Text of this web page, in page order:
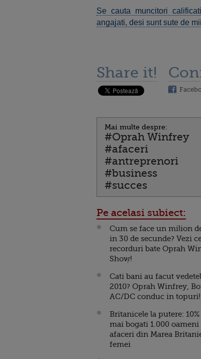
Se cauta muncitori
angajati, desi sunt sute de
Share it!
Mai multe despre:
#Oprah Winfrey
#afaceri
#antreprenori
#business
#succes
Pe acelasi subiect:
Cum se face un milion
in 30 de secunde? Vezi
recorduri bate Oprah
Show!
Cati bani au facut
2010? Oprah Winfrey,
AC/DC conduc in topuri!
Britanicele la putere:
mai bogati 1.000 oameni
afaceri din Marea
femei